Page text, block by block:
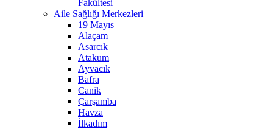
Fakültesi
Aile Sağlığı Merkezleri
19 Mayıs
Alaçam
Asarcık
Atakum
Ayvacık
Bafra
Canik
Çarşamba
Havza
İlkadım